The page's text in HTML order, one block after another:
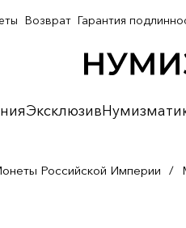
Эксклюзив
Возврат Гарантия
Российской Империи /